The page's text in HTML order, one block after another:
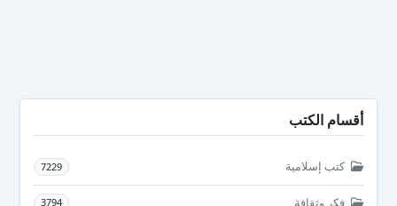
أقسام الكتب
كتب إسلامية 7229
فكر وثقافة 3794